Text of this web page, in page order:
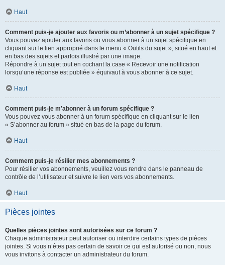
Haut
Comment puis-je ajouter aux favoris ou m’abonner à un sujet spécifique ?
Vous pouvez ajouter aux favoris ou vous abonner à un sujet spécifique en
cliquant sur le lien approprié dans le menu « Outils du sujet », situé en haut et
en bas des sujets et parfois illustré par une image.
Répondre à un sujet tout en cochant la case « Recevoir une notification
lorsqu’une réponse est publiée » équivaut à vous abonner à ce sujet.
Haut
Comment puis-je m’abonner à un forum spécifique ?
Vous pouvez vous abonner à un forum spécifique en cliquant sur le lien
« S’abonner au forum » situé en bas de la page du forum.
Haut
Comment puis-je résilier mes abonnements ?
Pour résilier vos abonnements, veuillez vous rendre dans le panneau de
contrôle de l’utilisateur et suivre le lien vers vos abonnements.
Haut
Pièces jointes
Quelles pièces jointes sont autorisées sur ce forum ?
Chaque administrateur peut autoriser ou interdire certains types de pièces
jointes. Si vous n’êtes pas certain de savoir ce qui est autorisé ou non, nous
vous invitons à contacter un administrateur du forum.